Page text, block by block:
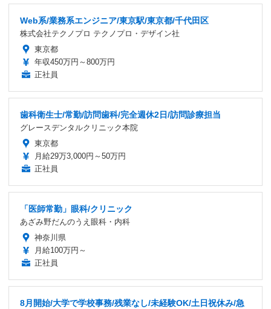
Web系/業務系エンジニア/東京駅/東京都/千代田区
株式会社テクノプロ テクノプロ・デザイン社
東京都
年収450万円～800万円
正社員
歯科衛生士/常勤/訪問歯科/完全週休2日/訪問診療担当
グレースデンタルクリニック本院
東京都
月給29万3,000円～50万円
正社員
「医師常勤」眼科/クリニック
あざみ野だんのうえ眼科・内科
神奈川県
月給100万円～
正社員
8月開始/大学で学校事務/残業なし/未経験OK/土日祝休み/急